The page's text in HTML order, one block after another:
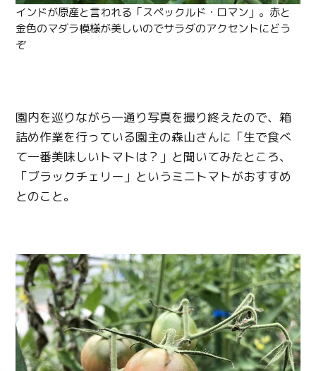
インドが原産と言われる「スペックルド・ロマン」。赤と
金色のマダラ模様が美しいのでサラダのアクセントにどう
ぞ
園内を巡りながら一通り写真を撮り終えたので、箱
詰め作業を行っている園主の森山さんに「生で食べ
て一番美味しいトマトは？」と聞いてみたところ、
「ブラックチェリー」というミニトマトがおすすめ
とのこと。